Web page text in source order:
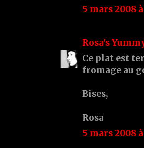
5 mars 2008
Rosa's
Ce plat est
fromage au
Bises,
Rosa
5 mars 2008